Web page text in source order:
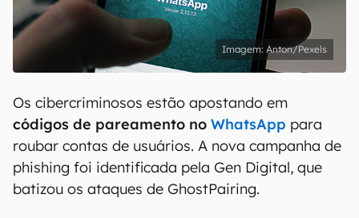
Anton/Pexels
Os cibercriminosos estão apostando em
códigos de pareamento no WhatsApp para
roubar contas de usuários. A nova campanha de
phishing foi identificada pela Gen Digital, que
batizou os ataques de GhostPairing.